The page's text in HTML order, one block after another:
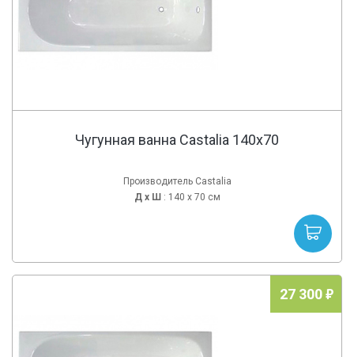
Чугунная ванна Castalia 140x70
Производитель Castalia
Д х Ш : 140 x 70 см
27 300